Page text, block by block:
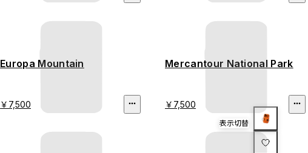
Europa Mountain
￥7,500
Mercantour National Park
￥7,500
表示切替